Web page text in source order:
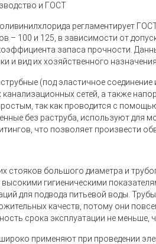
и ГОСТ
регламентирует
– 100 и 125, в зависимости от
запаса прочности.
и вид их хозяйственного
(под эластичное
сетей, а также
так как проводится с
без раструба, используют для
что позволяет произвести
стояков большого диаметра и
гигиеническими
для подвода питьевой воды.
качеств, потому они
срока эксплуатации не меньше,
применяют при проведении